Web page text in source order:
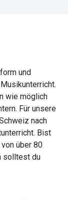
und
wie möglich
Für unsere
nach
Bist
über 80
solltest du